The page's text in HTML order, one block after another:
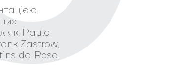
як: Paulo
Zastrow,
da Rosa.